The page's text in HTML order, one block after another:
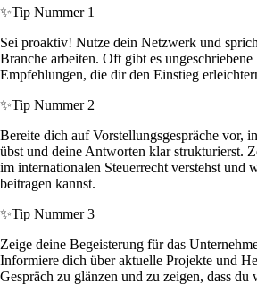
✨Tip Nummer 1
Sei proaktiv! Nutze dein Netzwerk und
Branche arbeiten. Oft gibt es ungeschriebene
Empfehlungen, die dir den Einstieg
✨Tip Nummer 2
Bereite dich auf Vorstellungsgespräche vor,
übst und deine Antworten klar strukturierst.
im internationalen Steuerrecht verstehst und
beitragen kannst.
✨Tip Nummer 3
Zeige deine Begeisterung für das
Informiere dich über aktuelle Projekte und
Gespräch zu glänzen und zu zeigen, dass